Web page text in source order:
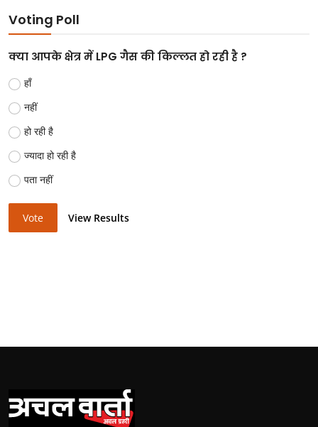
Voting Poll
क्या आपके क्षेत्र में LPG गैस की किल्लत हो रही है ?
हाँ
नहीं
हो रही है
ज्यादा हो रही है
पता नहीं
Vote View Results